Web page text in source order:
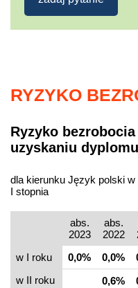
RYZYKO
Ryzyko
uzyskaniu dyplomu
dla kierunku Język polski
I stopnia
abs.
2023
abs.
2022
w I roku
0,0% 0,0%
w II roku
0,6%